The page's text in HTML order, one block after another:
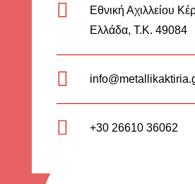

Εθνική Αχιλλείου
Ελλάδα, Τ.Κ. 49084

 +30 26610 36062